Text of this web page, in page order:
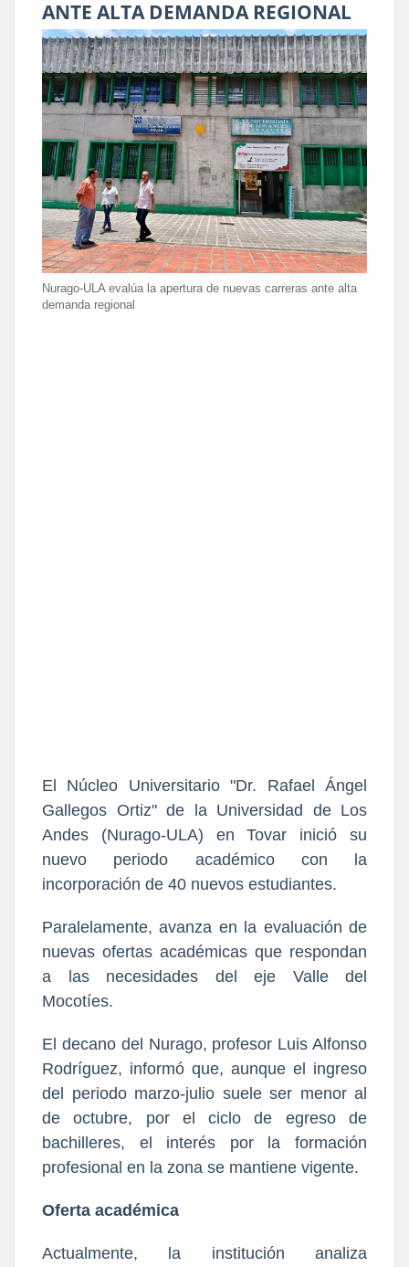
ANTE ALTA DEMANDA REGIONAL
Nurago-ULA evalúa la apertura de nuevas carreras ante alta
demanda regional
El Núcleo Universitario "Dr. Rafael Ángel
Gallegos Ortiz" de la Universidad de Los
Andes (Nurago-ULA) en Tovar inició su
nuevo periodo académico con la
incorporación de 40 nuevos estudiantes.
Paralelamente, avanza en la evaluación de
nuevas ofertas académicas que respondan
a las necesidades del eje Valle del
Mocotíes.
El decano del Nurago, profesor Luis Alfonso
Rodríguez, informó que, aunque el ingreso
del periodo marzo-julio suele ser menor al
de octubre, por el ciclo de egreso de
bachilleres, el interés por la formación
profesional en la zona se mantiene vigente.
Oferta académica
Actualmente, la institución analiza